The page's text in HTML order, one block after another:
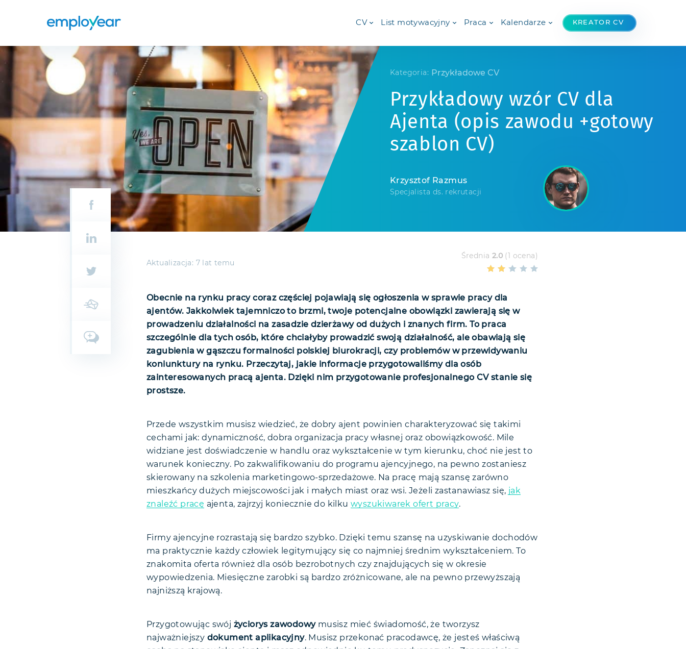
CV List motywacyjny Praca Kalendarze KREATOR CV
Kategoria: Przykładowe CV
Przykładowy wzór CV dla
Ajenta (opis zawodu +gotowy
szablon CV)
Krzysztof Razmus
Specjalista ds. rekrutacji
Aktualizacja: 7 lat temu
Średnia 2.0 (1 ocena)
Obecnie na rynku pracy coraz częściej pojawiają się ogłoszenia w sprawie pracy dla
ajentów. Jakkolwiek tajemniczo to brzmi, twoje potencjalne obowiązki zawierają się w
prowadzeniu działalności na zasadzie dzierżawy od dużych i znanych firm. To praca
szczególnie dla tych osób, które chciałyby prowadzić swoją działalność, ale obawiają się
zagubienia w gąszczu formalności polskiej biurokracji, czy problemów w przewidywaniu
koniunktury na rynku. Przeczytaj, jakie informacje przygotowaliśmy dla osób
zainteresowanych pracą ajenta. Dzięki nim przygotowanie profesjonalnego CV stanie się
prostsze.
Przede wszystkim musisz wiedzieć, że dobry ajent powinien charakteryzować się takimi
cechami jak: dynamiczność, dobra organizacja pracy własnej oraz obowiązkowość. Mile
widziane jest doświadczenie w handlu oraz wykształcenie w tym kierunku, choć nie jest to
warunek konieczny. Po zakwalifikowaniu do programu ajencyjnego, na pewno zostaniesz
skierowany na szkolenia marketingowo-sprzedażowe. Na pracę mają szansę zarówno
mieszkańcy dużych miejscowości jak i małych miast oraz wsi. Jeżeli zastanawiasz się, jak
znaleźć pracę ajenta, zajrzyj koniecznie do kilkuwyszukiwarek ofert pracy.
Firmy ajencyjne rozrastają się bardzo szybko. Dzięki temu szansę na uzyskiwanie dochodów
ma praktycznie każdy człowiek legitymujący się co najmniej średnim wykształceniem. To
znakomita oferta również dla osób bezrobotnych czy znajdujących się w okresie
wypowiedzenia. Miesięczne zarobki są bardzo zróżnicowane, ale na pewno przewyższają
najniższą krajową.
Przygotowując swój życiorys zawodowymusisz mieć świadomość, że tworzysz
najważniejszy dokument aplikacyjny. Musisz przekonać pracodawcę, że jesteś właściwą